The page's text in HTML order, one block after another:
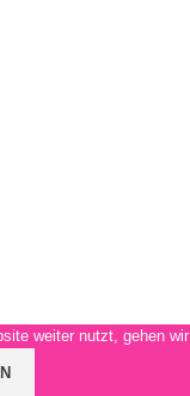
weiter nutzt, gehen wir